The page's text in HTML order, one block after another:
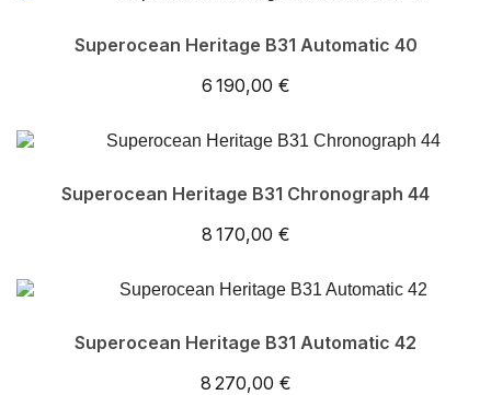
Superocean Heritage B31 Automatic 40
6 190,00 €
Superocean Heritage B31 Chronograph 44
8 170,00 €
Superocean Heritage B31 Automatic 42
8 270,00 €